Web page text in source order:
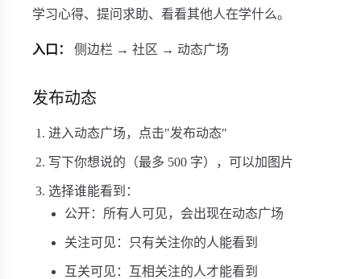
学习心得、提问求助、看看其他人在学什么。
入口： 侧边栏 → 社区 → 动态广场
发布动态
进入动态广场，点击"发布动态"
写下你想说的（最多 500 字），可以加图片
选择谁能看到：
公开：所有人可见，会出现在动态广场
关注可见：只有关注你的人能看到
互关可见：互相关注的人才能看到